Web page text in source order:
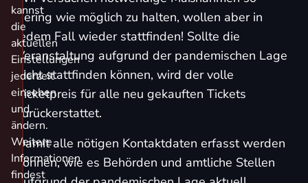
gering wie möglich zu halten, wollen aber in
jedem Fall wieder stattfinden! Sollte die
Veranstaltung aufgrund der pandemischen Lage
nicht stattfinden können, wird der volle
Ticketpreis für alle neu gekauften Tickets
zurückerstattet.
Damit alle nötigen Kontaktdaten erfasst werden
können, wie es Behörden und amtliche Stellen
kannst
die
aktuellen
Einstellungen
jederzeit
einsehen
und
ändern.
Weitere
Informationen
findest